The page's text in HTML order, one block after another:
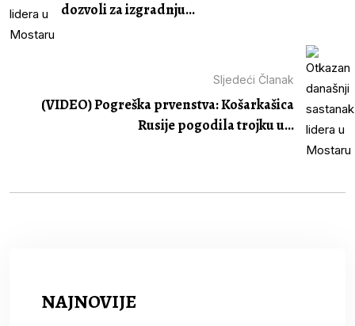
dozvoli za izgradnju...
Sljedeći Članak
(VIDEO) Pogreška prvenstva: Košarkašica
Rusije pogodila trojku u...
NAJNOVIJE